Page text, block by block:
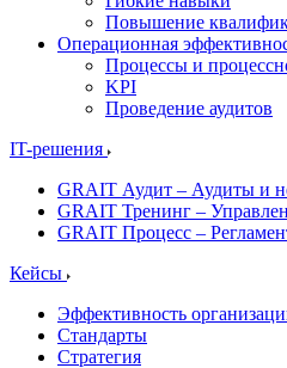
Повышение
Операционная
Процессы и
KPI
Проведение аудитов
IT-решения
GRAIT Аудит – Аудиты и
GRAIT Тренинг –
GRAIT Процесс –
Кейсы
Эффективность
Стандарты
Стратегия